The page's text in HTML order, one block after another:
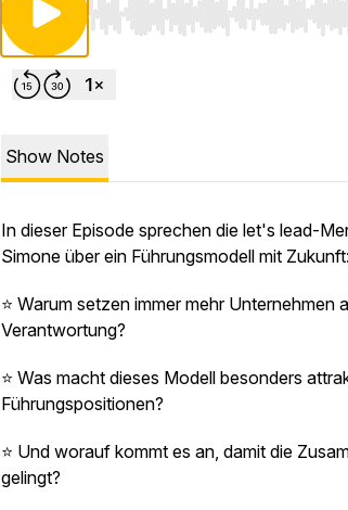
Use Left/Right to seek, Home/
Show Notes
In dieser Episode sprechen die let's lead-
Simone über ein Führungsmodell mit
⭐️ Warum setzen immer mehr Unternehmen
Verantwortung?
⭐️ Was macht dieses Modell besonders
Führungspositionen?
⭐️ Und worauf kommt es an, damit die
gelingt?